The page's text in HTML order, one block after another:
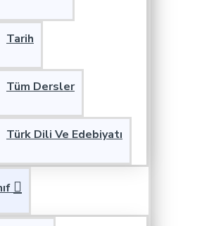
Tarih
Tüm Dersler
Türk Dili Ve Edebiyatı